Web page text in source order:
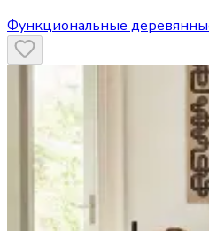
Функциональные